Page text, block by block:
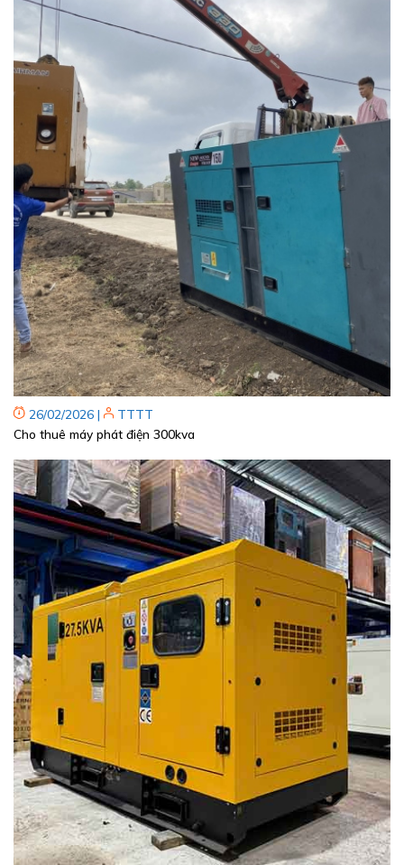
26/02/2026 |
TTTT
Cho thuê máy phát điện 300kva